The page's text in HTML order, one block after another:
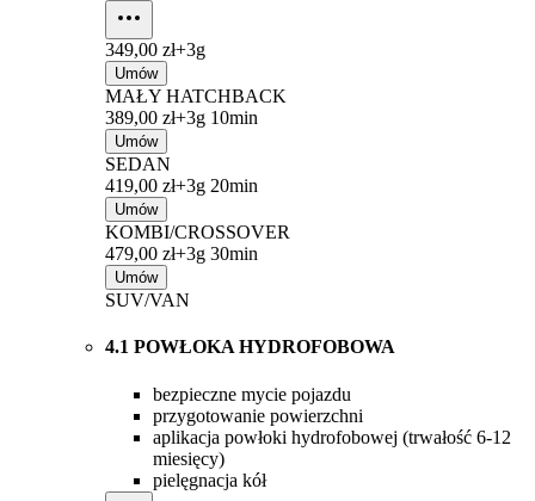
349,00 zł+3g
Umów
MAŁY HATCHBACK
389,00 zł+3g 10min
Umów
SEDAN
419,00 zł+3g 20min
Umów
KOMBI/CROSSOVER
479,00 zł+3g 30min
Umów
SUV/VAN
4.1 POWŁOKA HYDROFOBOWA
bezpieczne mycie pojazdu
przygotowanie powierzchni
aplikacja powłoki hydrofobowej (trwałość 6-12
miesięcy)
pielęgnacja kół